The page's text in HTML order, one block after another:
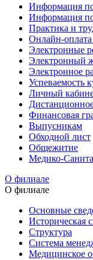
Информация
Информация
Практика и
Онлайн-оплата
Электронные
Электронный
Электронное
Успеваемость
Личный
Финансовая
Выпусникам
Обходной лист
Общежитие
Медико-
О филиале
О филиале
Основные
Историческая
Структура
Система
Медицинское